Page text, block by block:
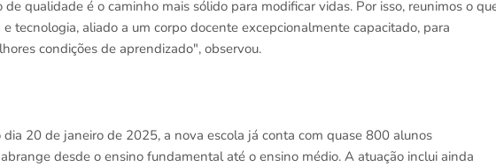
qualidade é o caminho mais sólido para modificar vidas. Por isso, reunimos o
tecnologia, aliado a um corpo docente excepcionalmente capacitado, para
condições de aprendizado", observou.
20 de janeiro de 2025, a nova escola já conta com quase 800 alunos
desde o ensino fundamental até o ensino médio. A atuação inclui ainda